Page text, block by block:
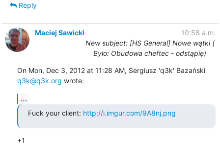
Reply
Maciej Sawicki
10:58 a.m.
New subject: [HS General] Nowe wątki (
Było: Obudowa cheftec - odstąpię)
On Mon, Dec 3, 2012 at 11:28 AM, Sergiusz 'q3k' Bazański
q3k@q3k.org wrote:
...
Fuck your client: http://i.imgur.com/9A8nj.png
+1